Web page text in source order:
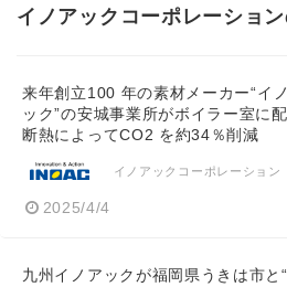
イノアックコーポレーショ
来年創⽴100 年の素材メーカー“イ
ック”の安城事業所がボイラー室に
断熱によってCO2 を約34％削減
イノアックコーポレーション
2025/4/4
九州イノアックが福岡県うきは市と